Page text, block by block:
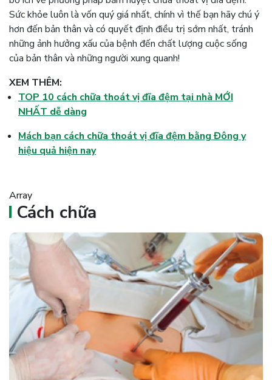
Sức khỏe luôn là vốn quý giá nhất, chính vì thế bạn hãy chú ý
hơn đến bản thân và có quyết định điều trị sớm nhất, tránh
những ảnh hưởng xấu của bệnh đến chất lượng cuộc sống
của bản thân và những người xung quanh!
XEM THÊM:
TOP 10 cách chữa thoát vị đĩa đệm tại nhà MỚI
NHẤT dễ dàng
Mách bạn cách chữa thoát vị đĩa đệm bằng Đông y
hiệu quả hiện nay
Array
Cách chữa